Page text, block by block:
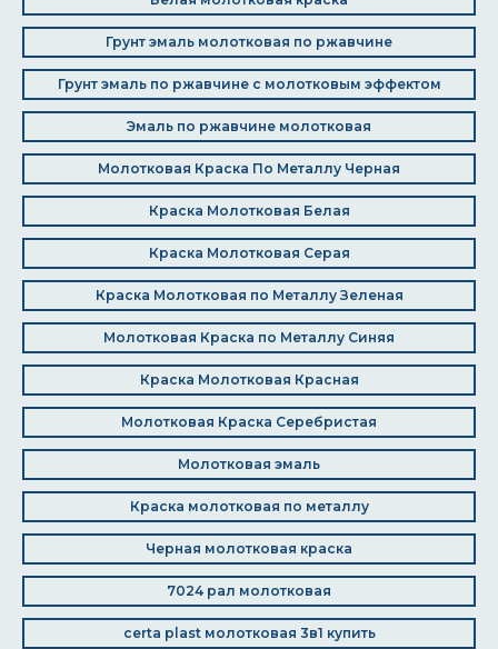
Грунт эмаль молотковая по ржавчине
Грунт эмаль по ржавчине с молотковым эффектом
Эмаль по ржавчине молотковая
Молотковая Краска По Металлу Черная
Краска Молотковая Белая
Краска Молотковая Серая
Краска Молотковая по Металлу Зеленая
Молотковая Краска по Металлу Синяя
Краска Молотковая Красная
Молотковая Краска Серебристая
Молотковая эмаль
Краска молотковая по металлу
Черная молотковая краска
7024 рал молотковая
certa plast молотковая 3в1 купить